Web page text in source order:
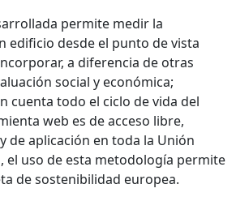
permite medir la
edificio desde el punto de vista
a diferencia de otras
social y económica;
cuenta todo el ciclo de vida del
web es de acceso libre,
de aplicación en toda la Unión
el uso de esta metodología permite
de sostenibilidad europea.